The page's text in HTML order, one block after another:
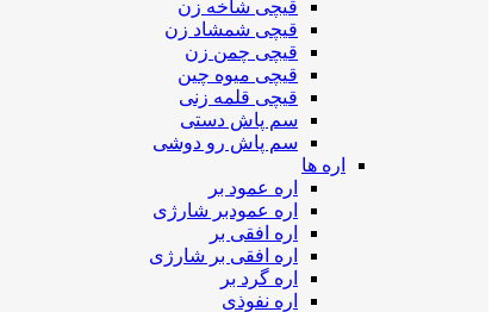
قیچی شاخه زن
قیچی شمشاد زن
قیچی چمن زن
قیچی میوه چین
قیچی قلمه زنی
سم پاش دستی
سم پاش رو دوشی
اره ها
اره عمود بر
اره عمودبر شارژی
اره افقی بر
اره افقی بر شارژی
اره گرد بر
اره نفوذی